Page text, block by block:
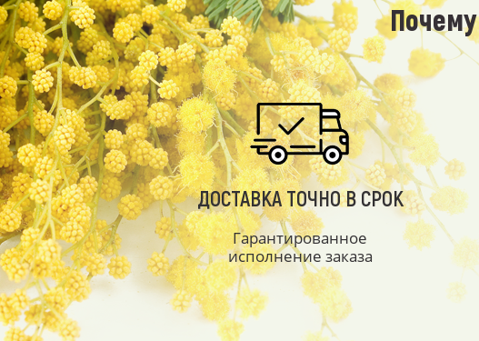
ДОСТАВКА ТОЧНО В СРОК
Гарантированное
исполнение заказа